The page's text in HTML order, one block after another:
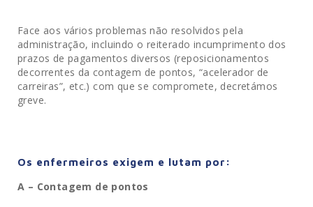
Face aos vários problemas não resolvidos pela
administração, incluindo o reiterado incumprimento dos
prazos de pagamentos diversos (reposicionamentos
decorrentes da contagem de pontos, “acelerador de
carreiras”, etc.) com que se compromete, decretámos
greve.
Os enfermeiros exigem e lutam por:
A – Contagem de pontos